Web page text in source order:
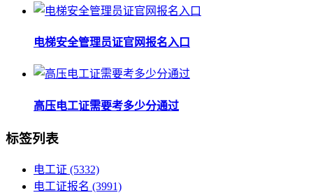
电梯安全管理员证官网报名入口
高压电工证需要考多少分通过
标签列表
电工证 (5332)
电工证报名 (3991)